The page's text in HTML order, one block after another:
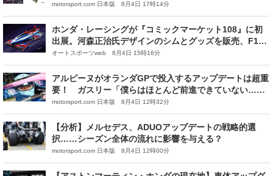
motorsport.com 日本版 8月4日 17時14分
ホンダ・レーシングが『コミックマーケット108』に初
出展。河森正治氏デザインのシムとグッズを販売、F1展
示やステージも
オートスポーツweb 8月4日 15時16分
アルピーヌがオランダGPで投入するアップデートは超重
要！ ガスリー「僕らはほとんど前進できていない……
アストンマーティンも近づいてきたし」
motorsport.com 日本版 8月4日 12時32分
【分析】メルセデス、ADUOアップデートの戦略的選
択……シーズン全体の流れに影響を与える？
motorsport.com 日本版 8月4日 12時00分